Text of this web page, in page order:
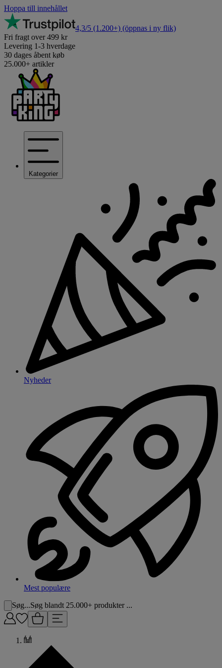
Hoppa till innehållet
4,3/5 (1.200+) (öppnas i ny flik)
Fri fragt over 499 kr
Levering 1-3 hverdage
30 dages åbent køb
25.000+ artikler
Kategorier
Nyheder
Mest populære
Søg...Søg blandt 25.000+ produkter ...